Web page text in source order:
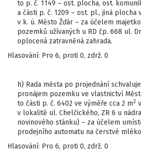
to p. č. 1149 – ost. plocha, ost.
a části p. č. 1209 – ost. pl., jiná plocha
v k. ú. Město Žďár – za účelem
pozemků užívaných u RD čp. 668 ul.
oplocená zatravněná zahrada.
Hlasování: Pro 6, proti 0, zdrž. 0
h) Rada města po projednání
pronájem pozemku ve vlastnictví
to části p. č. 6402 ve výměře cca 2 m2
v lokalitě ul. Chelčického, ZR 6 u
novinového stánku) – za účelem
prodejního automatu na čerstvé
Hlasování: Pro 6, proti 0, zdrž. 0